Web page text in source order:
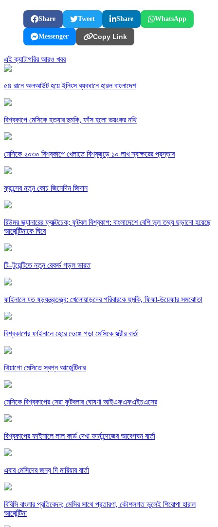
Share Tweet Share WhatsApp
Messenger Copy Link
এই ক্যাটাগরির আরও খবর
৫৪ রানে অলআউট হয়ে ইনিংস ব্যবধানে হারল বাংলাদেশ
বিশ্বকাপে মেসিকে হত্যার হুমকি, ফাঁস হলো ভয়ংকর নথি
মেসিকে ২০৩০ বিশ্বকাপে খেলাতে বিশ্বজুড়ে ১০ লাখ স্বাক্ষরের প্রস্তাব
ফ্রান্সের নতুন কোচ জিনেদিন জিদান
রিউমর স্ক্যানারের ফ্যাক্টচেক; ফুটবল বিশ্বকাপ: বাংলাদেশে বেশি ভুল তথ্য ছড়ানো হয়েছে
আর্জেন্টিনাকে ঘিরে
টি–টুয়েন্টিতে নতুন রেকর্ড গড়ল ভারত
ফাইনালে যত ষড়যন্ত্রতত্ত্ব: খেলোয়াড়দের পরিবারকে হুমকি, ফিফা-উয়েফার সমঝোতা
বিশ্বকাপের ফাইনালে হেরে ভেঙে পড়া মেসিকে স্ত্রীর বার্তা
থিয়াগো মেসিতে স্বপ্ন আর্জেন্টিনার
মেসিকে বিশ্বকাপের সেরা ফুটবলার ঘোষণা আইএফএফএইচএসের
বিশ্বকাপের ফাইনালে লাল কার্ড দেখা ফার্নান্দেজের আবেগঘন বার্তা
এবার মেসিদের জন্য দি মারিয়ার বার্তা
বিবিসি বাংলার প্রতিবেদন; মেসির সাথে প্রতারণা, কৌশলগত ভুলেই শিরোপা হারাল
আর্জেন্টিনা